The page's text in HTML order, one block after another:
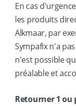
En cas
les produits
Alkmaar, par
Sympafix n'a
n'est possible
préalable et
Retourner 1